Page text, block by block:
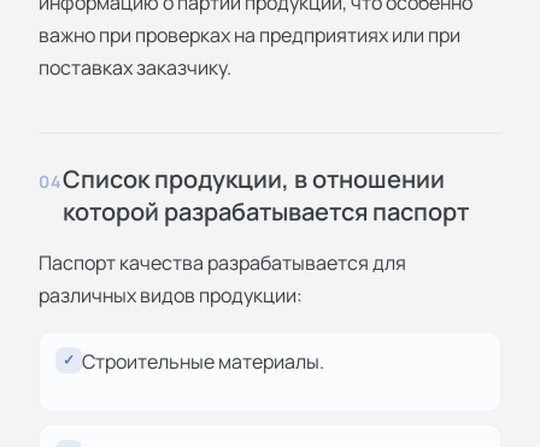
важно при проверках на предприятиях или при
поставках заказчику.
04Список продукции, в отношении
которой разрабатывается паспорт
Паспорт качества разрабатывается для
различных видов продукции:
✓ Строительные материалы.